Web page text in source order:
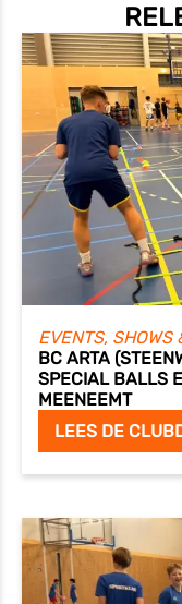
EVENTS, SHOWS
BC ARTA
SPECIAL BALLS
MEENEEMT
LEES DE